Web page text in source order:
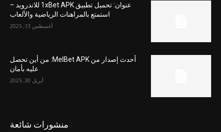
عنوان: تحميل تطبيق 1xBet APK للاندرويد –
استمتع بالمراهنات الرياضية والألعاب
أغسطس 13, 2025
أحدث إصدار من MelBet APK: من أين تحصل
عليه بأمان
أبريل 30, 2025
منشورات شائعة